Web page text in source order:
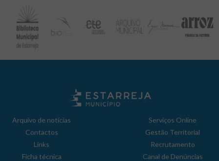
Arquivo de notícias
Contactos
Links
Ficha técnica
Serviços Online
Gestão Territorial
Recrutamento
Canal de Denúncias